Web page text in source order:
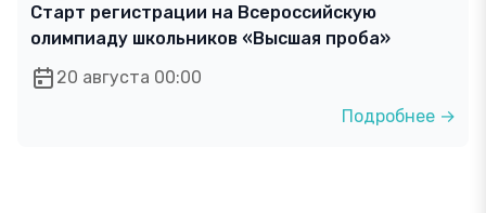
Старт регистрации на Всероссийскую
олимпиаду школьников «Высшая проба»
20 августа 00:00
Подробнее →